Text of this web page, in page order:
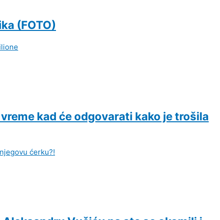
(FOTO)
kad će odgovarati kako je trošila